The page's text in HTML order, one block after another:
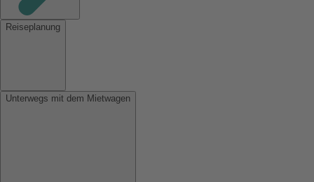
Reiseplanung
Unterwegs mit dem Mietwagen